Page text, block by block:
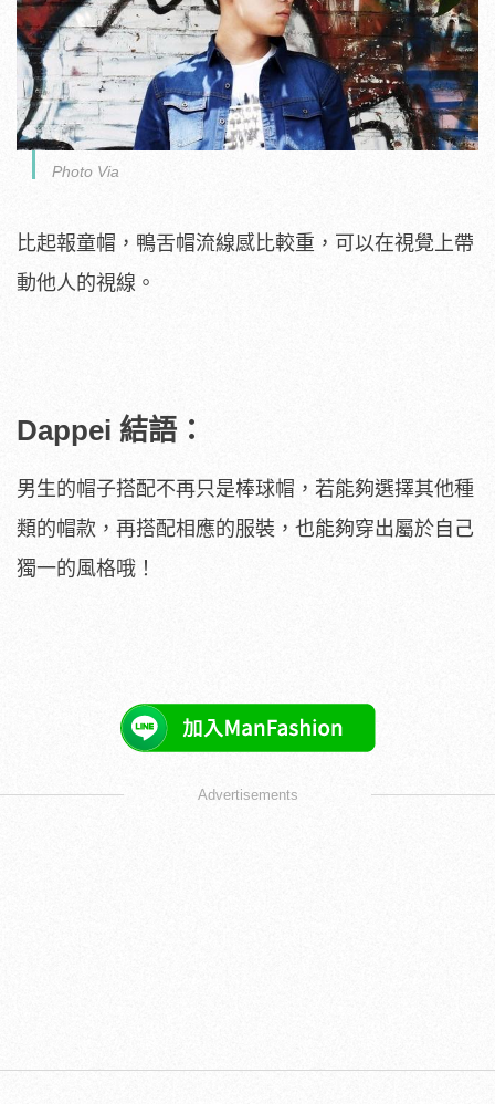
Photo Via
比起報童帽，鴨舌帽流線感比較重，可以在視覺上帶
動他人的視線。
Dappei 結語：
男生的帽子搭配不再只是棒球帽，若能夠選擇其他種
類的帽款，再搭配相應的服裝，也能夠穿出屬於自己
獨一的風格哦！
Advertisements